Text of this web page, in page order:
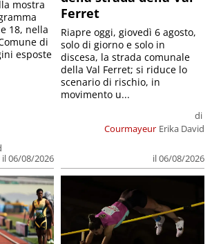
il 06/08/2026
mostra
18, nella
di
esposte
Ferret
Courmayeur
di
Erika David
il 06/08/2026
Riapre oggi, giovedì 6 agosto,
solo di giorno e solo in
discesa, la strada comunale
della Val Ferret; si riduce lo
scenario di rischio, in
movimento u...